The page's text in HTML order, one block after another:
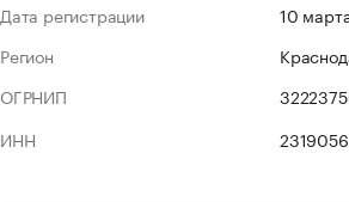
Дата регистрации
10
Регион
ОГРНИП
ИНН